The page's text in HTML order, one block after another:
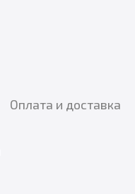
Оплата и доставка